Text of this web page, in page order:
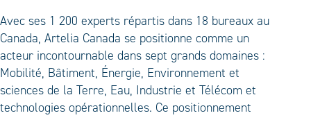
Avec ses 1 200 experts répartis dans 18 bureaux au
Canada, Artelia Canada se positionne comme un
acteur incontournable dans sept grands domaines :
Mobilité, Bâtiment, Énergie, Environnement et
sciences de la Terre, Eau, Industrie et Télécom et
technologies opérationnelles. Ce positionnement